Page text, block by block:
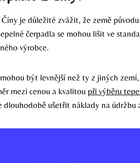
je důležité zvážit, že země
čerpadla se mohou lišit ve
výrobce.
být levnější než ty z jiných
mezi cenou a kvalitou při výběru
ušetřit náklady na údržbu